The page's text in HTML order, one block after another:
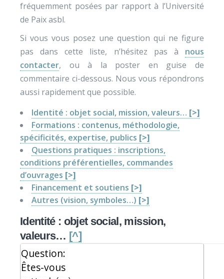
fréquemment posées par rapport à l’Université
de Paix asbl.
Si vous vous posez une question qui ne figure
pas dans cette liste, n’hésitez pas à nous
contacter, ou à la poster en guise de
commentaire ci-dessous. Nous vous répondrons
aussi rapidement que possible.
Identité : objet social, mission, valeurs… [>]
Formations : contenus, méthodologie,
spécificités, expertise, publics [>]
Questions pratiques : inscriptions,
conditions préférentielles, commandes
d’ouvrages [>]
Financement et soutiens [>]
Autres (vision, symboles…) [>]
Identité : objet social, mission,
valeurs… [^]
Question:
Êtes-vous